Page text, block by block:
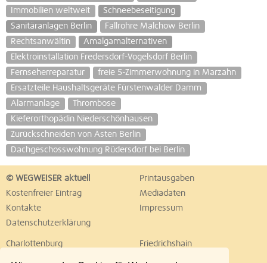
Immobilien weltweit
Schneebeseitigung
Sanitäranlagen Berlin
Fallrohre Malchow Berlin
Rechtsanwältin
Amalgamalternativen
Elektroinstallation Fredersdorf-Vogelsdorf Berlin
Fernseherreparatur
freie 5-Zimmerwohnung in Marzahn
Ersatzteile Haushaltsgeräte Fürstenwalder Damm
Alarmanlage
Thrombose
Kieferorthopädin Niederschönhausen
Zurückschneiden von Ästen Berlin
Dachgeschosswohnung Rüdersdorf bei Berlin
© WEGWEISER aktuell
Printausgaben
Kostenfreier Eintrag
Mediadaten
Kontakte
Impressum
Datenschutzerklärung
Charlottenburg
Friedrichshain